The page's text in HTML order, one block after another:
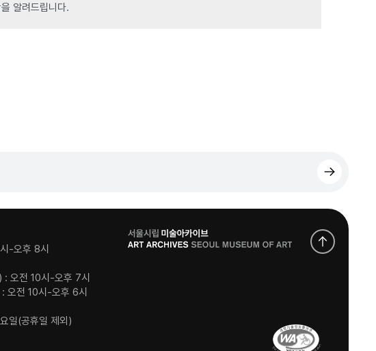
알려드립니다.
-오후 8시
오전 10시-오후 7시
오전 10시-오후 6시
일(공휴일 제외)
로
고